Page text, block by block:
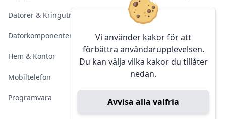
Vi använder kakor för att
förbättra användarupplevelsen.
Du kan välja vilka kakor du tillåter
nedan.
Avvisa alla valfria
Datorer & Kringutrustning
Datorkomponenter
Hem & Kontor
Mobiltelefon
Programvara
Server & Backup
Kameraövervakning
Konferens & Public Display
Sälja elektronik